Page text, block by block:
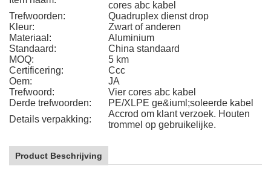
cores abc kabel
Trefwoorden:
Quadruplex dienst drop
Kleur:
Zwart of anderen
Materiaal:
Aluminium
Standaard:
China standaard
MOQ:
5 km
Certificering:
Ccc
Oem:
JA
Trefwoord:
Vier cores abc kabel
Derde trefwoorden:
PE/XLPE ge&iuml;soleerde kabel
Details verpakking:
Accrod om klant verzoek. Houten
trommel op gebruikelijke.
Product Beschrijving